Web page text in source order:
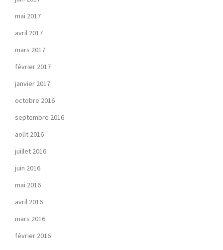
mai 2017
avril 2017
mars 2017
février 2017
janvier 2017
octobre 2016
septembre 2016
août 2016
juillet 2016
juin 2016
mai 2016
avril 2016
mars 2016
février 2016